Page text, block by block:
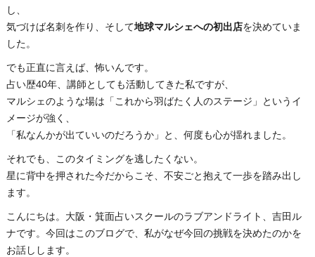
し、
気づけば名刺を作り、そして地球マルシェへの初出店を決めていま
した。
でも正直に言えば、怖いんです。
占い歴40年、講師としても活動してきた私ですが、
マルシェのような場は「これから羽ばたく人のステージ」というイ
メージが強く、
「私なんかが出ていいのだろうか」と、何度も心が揺れました。
それでも、このタイミングを逃したくない。
星に背中を押された今だからこそ、不安ごと抱えて一歩を踏み出し
ます。
こんにちは。大阪・箕面占いスクールのラブアンドライト、吉田ル
ナです。今回はこのブログで、私がなぜ今回の挑戦を決めたのかを
お話しします。